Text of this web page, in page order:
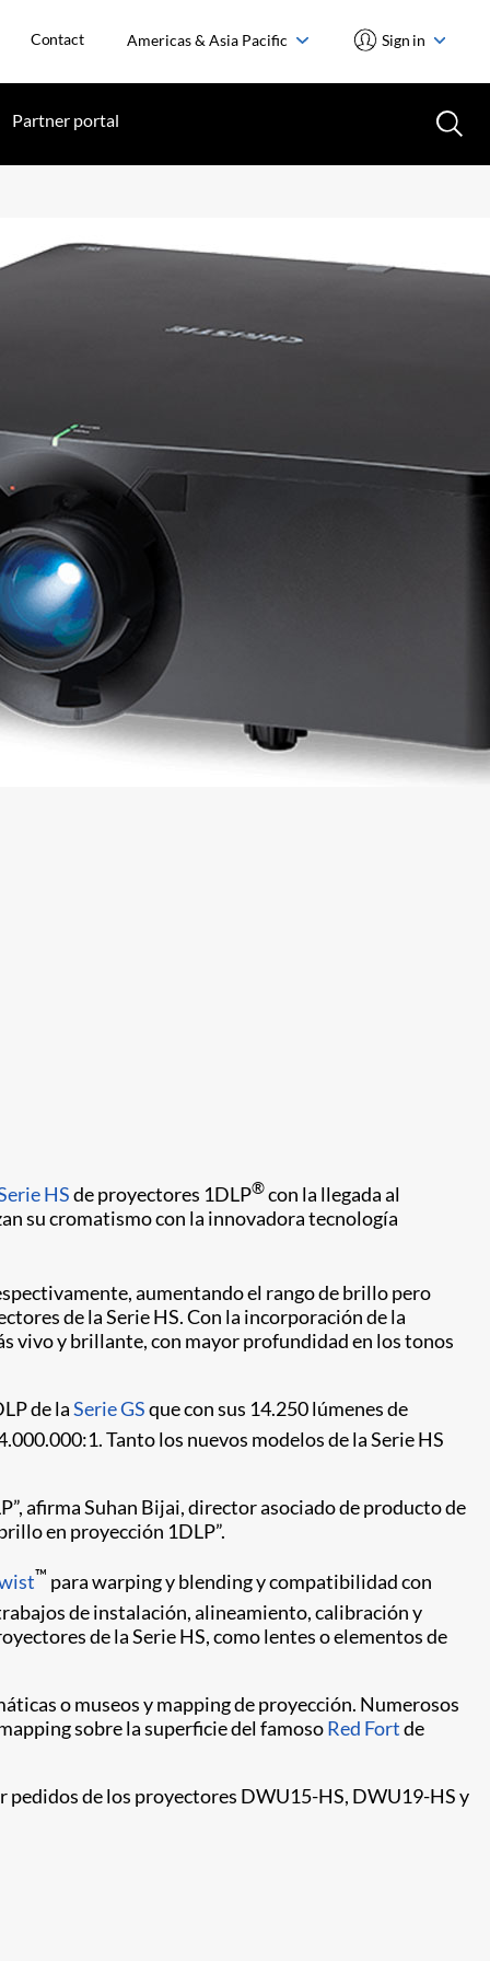
Contact Americas & Asia Pacific Sign in
Partner portal
HSde proyectores 1DLP®con la llegada al
su cromatismo con la innovadora tecnología
aumentando el rango de brillo pero
de la Serie HS. Con la incorporación de la
vivo y brillante, con mayor profundidad en los tonos
de laSerie GSque con sus 14.250 lúmenes de
Tanto los nuevos modelos de la Serie HS
afirma Suhan Bijai, director asociado de producto de
en proyección 1DLP”.
™ para warping y blending y compatibilidad con
de instalación, alineamiento, calibración y
de la Serie HS, como lentes o elementos de
o museos y mapping de proyección. Numerosos
sobre la superficie del famosoRed Fortde
pedidos de los proyectores DWU15-HS, DWU19-HS y